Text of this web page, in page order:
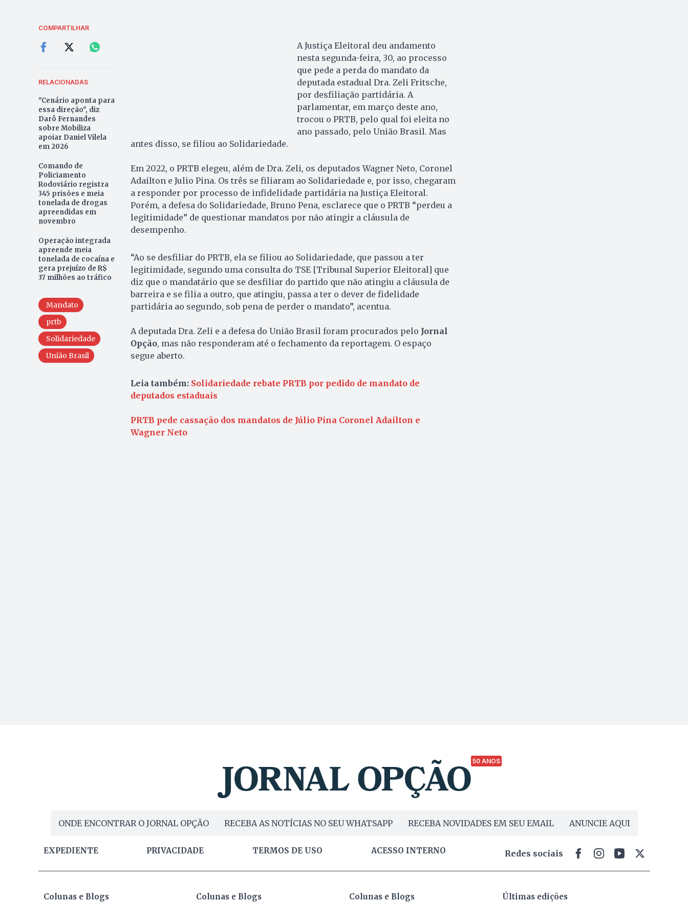
COMPARTILHAR
RELACIONADAS
"Cenário aponta para
essa direção", diz
Darô Fernandes
sobre Mobiliza
apoiar Daniel Vilela
em 2026
Comando de
Policiamento
Rodoviário registra
345 prisões e meia
tonelada de drogas
apreendidas em
novembro
Operação integrada
apreende meia
tonelada de cocaína e
gera prejuízo de R$
37 milhões ao tráfico
Mandato
prtb
Solidariedade
União Brasil
A Justiça Eleitoral deu andamento
nesta segunda-feira, 30, ao processo
que pede a perda do mandato da
deputada estadual Dra. Zeli Fritsche,
por desfiliação partidária. A
parlamentar, em março deste ano,
trocou o PRTB, pelo qual foi eleita no
ano passado, pelo União Brasil. Mas
antes disso, se filiou ao Solidariedade.
Em 2022, o PRTB elegeu, além de Dra. Zeli, os deputados Wagner Neto, Coronel
Adailton e Julio Pina. Os três se filiaram ao Solidariedade e, por isso, chegaram
a responder por processo de infidelidade partidária na Justiça Eleitoral.
Porém, a defesa do Solidariedade, Bruno Pena, esclarece que o PRTB “perdeu a
legitimidade” de questionar mandatos por não atingir a cláusula de
desempenho.
“Ao se desfiliar do PRTB, ela se filiou ao Solidariedade, que passou a ter
legitimidade, segundo uma consulta do TSE [Tribunal Superior Eleitoral] que
diz que o mandatário que se desfiliar do partido que não atingiu a cláusula de
barreira e se filia a outro, que atingiu, passa a ter o dever de fidelidade
partidária ao segundo, sob pena de perder o mandato”, acentua.
A deputada Dra. Zeli e a defesa do União Brasil foram procurados pelo Jornal
Opção, mas não responderam até o fechamento da reportagem. O espaço
segue aberto.
Leia também: Solidariedade rebate PRTB por pedido de mandato de
deputados estaduais
PRTB pede cassação dos mandatos de Júlio Pina Coronel Adailton e
Wagner Neto
50 ANOS
ONDE ENCONTRAR O JORNAL OPÇÃO RECEBA AS NOTÍCIAS NO SEU WHATSAPP RECEBA NOVIDADES EM SEU EMAIL ANUNCIE AQUI
EXPEDIENTE PRIVACIDADE TERMOS DE USO ACESSO INTERNO Redes sociais
Colunas e Blogs Colunas e Blogs Colunas e Blogs Últimas edições